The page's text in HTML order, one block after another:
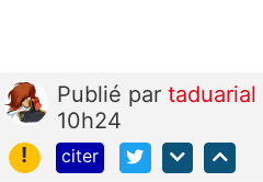
Publié par taduarial
10h24
!
citer